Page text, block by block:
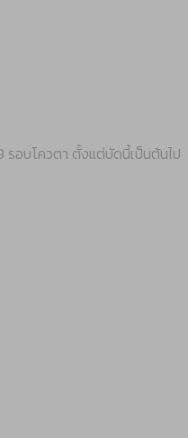
รอบโควตา ตั้งแต่บัดนี้เป็นต้นไป